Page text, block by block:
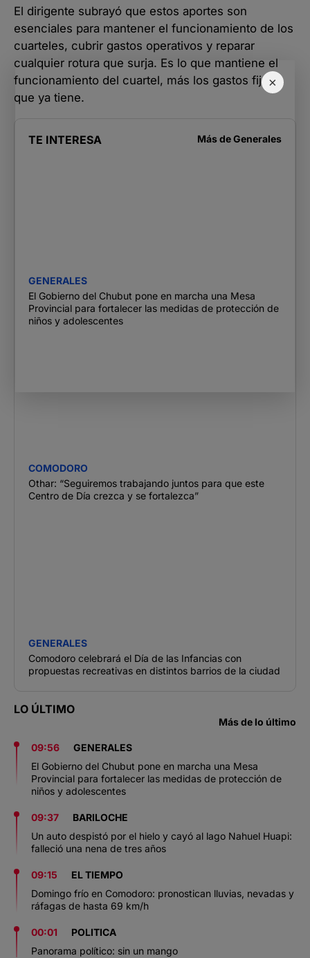
×
El dirigente subrayó que estos aportes son
esenciales para mantener el funcionamiento de los
cuarteles, cubrir gastos operativos y reparar
cualquier rotura que surja. Es lo que mantiene el
funcionamiento del cuartel, más los gastos fijos
que ya tiene.
TE INTERESA Más deGenerales
GENERALES
El Gobierno del Chubut pone en marcha una Mesa
Provincial para fortalecer las medidas de protección de
niños y adolescentes
COMODORO
Othar: “Seguiremos trabajando juntos para que este
Centro de Día crezca y se fortalezca”
GENERALES
Comodoro celebrará el Día de las Infancias con
propuestas recreativas en distintos barrios de la ciudad
LO ÚLTIMO
Más de lo último
09:56
GENERALES
El Gobierno del Chubut pone en marcha una Mesa
Provincial para fortalecer las medidas de protección de
niños y adolescentes
09:37
BARILOCHE
Un auto despistó por el hielo y cayó al lago Nahuel Huapi:
falleció una nena de tres años
09:15
EL TIEMPO
Domingo frío en Comodoro: pronostican lluvias, nevadas y
ráfagas de hasta 69 km/h
00:01
POLITICA
Panorama político: sin un mango